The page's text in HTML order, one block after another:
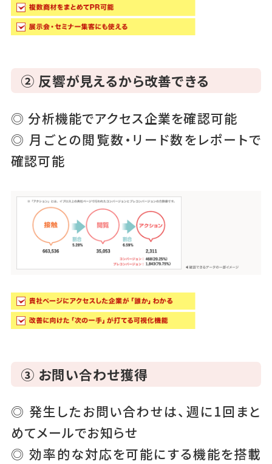
② 反響が見えるから改善できる
◎ 分析機能でアクセス企業を確認可能
◎ 月ごとの閲覧数・リード数をレポートで
確認可能
③ お問い合わせ獲得
◎ 発生したお問い合わせは、週に1回まと
めてメールでお知らせ
◎ 効率的な対応を可能にする機能を搭載